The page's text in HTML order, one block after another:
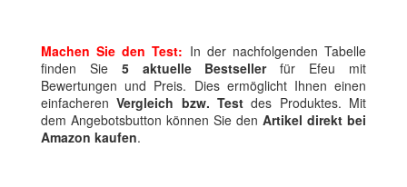
Machen Sie den Test: In der nachfolgenden Tabelle
finden Sie5 aktuelle Bestsellerfür Efeu mit
Bewertungen und Preis. Dies ermöglicht Ihnen einen
einfacherenVergleich bzw. Test des Produktes. Mit
dem Angebotsbutton können Sie den Artikel direkt bei
Amazon kaufen.